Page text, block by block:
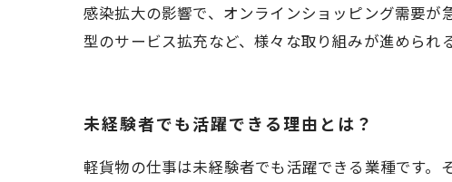
感染拡大の影響で、オンラインショッピング需要
型のサービス拡充など、様々な取り組みが進められ
未経験者でも活躍できる理由とは？
軽貨物の仕事は未経験者でも活躍できる業種です